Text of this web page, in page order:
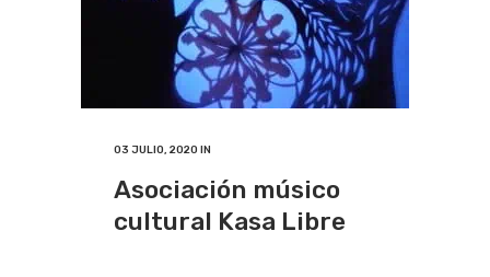
03 JULIO, 2020 IN
Asociación músico
cultural Kasa Libre